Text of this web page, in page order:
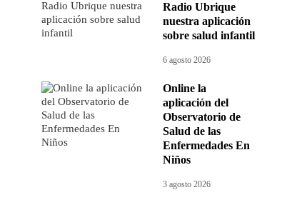
Radio Ubrique
nuestra aplicación
sobre salud infantil
6 agosto 2026
Online la
aplicación del
Observatorio de
Salud de las
Enfermedades En
Niños
3 agosto 2026